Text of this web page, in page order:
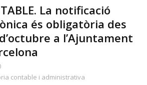
La notificació
és obligatòria des
a l’Ajuntament
contable i administrativa